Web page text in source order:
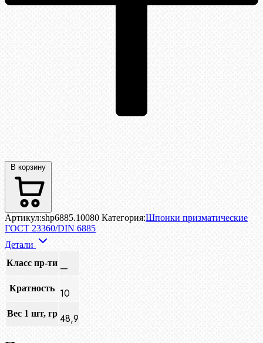
В корзину
Артикул:shp6885.10080 Категория:Шпонки призматические
ГОСТ 23360/DIN 6885
Детали
Класс пр-ти —
Кратность 10
Вес 1 шт, гр 48,9